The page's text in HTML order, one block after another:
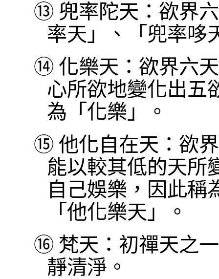
⑬ 兜率陀天：欲界
率天」、「兜率哆
⑭ 化樂天：欲界六
心所欲地變化出五
為「化樂」。
⑮ 他化自在天：欲
能以較其低的天所
自己娛樂，因此稱
「他化樂天」。
⑯ 梵天：初禪天之
靜清淨。